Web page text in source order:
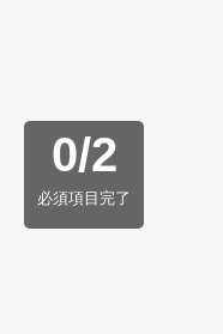
0/2
必須項目完了